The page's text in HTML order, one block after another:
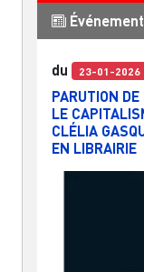
Événement
du 23-01-2026
PARUTION
LE
CLÉLIA
EN LIBRAIRIE